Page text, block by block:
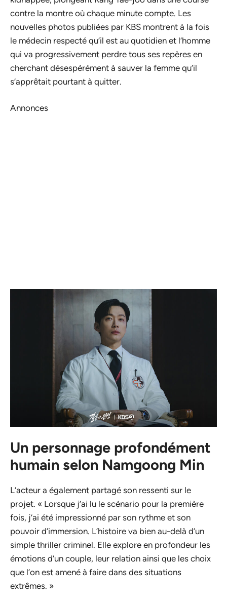
contre la montre où chaque minute compte. Les
nouvelles photos publiées par KBS montrent à la fois
le médecin respecté qu’il est au quotidien et l’homme
qui va progressivement perdre tous ses repères en
cherchant désespérément à sauver la femme qu’il
s’apprêtait pourtant à quitter.
Annonces
Un personnage profondément
humain selon Namgoong Min
L’acteur a également partagé son ressenti sur le
projet. « Lorsque j’ai lu le scénario pour la première
fois, j’ai été impressionné par son rythme et son
pouvoir d’immersion. L’histoire va bien au-delà d’un
simple thriller criminel. Elle explore en profondeur les
émotions d’un couple, leur relation ainsi que les choix
que l’on est amené à faire dans des situations
extrêmes. »